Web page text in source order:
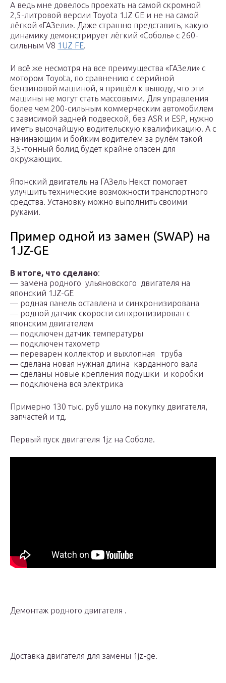
А ведь мне довелось проехать на самой скромной
2,5-литровой версии Toyota 1JZ GE и не на самой
лёгкой «ГАЗели». Даже страшно представить, какую
динамику демонстрирует лёгкий «Соболь» с 260-
сильным V8 1UZ FE.
И всё же несмотря на все преимущества «ГАЗели» с
мотором Toyota, по сравнению с серийной
бензиновой машиной, я пришёл к выводу, что эти
машины не могут стать массовыми. Для управления
более чем 200-сильным коммерческим автомобилем
с зависимой задней подвеской, без ASR и ESP, нужно
иметь высочайшую водительскую квалификацию. А с
начинающим и бойким водителем за рулём такой
3,5-тонный болид будет крайне опасен для
окружающих.
Японский двигатель на ГАЗель Некст помогает
улучшить технические возможности транспортного
средства. Установку можно выполнить своими
руками.
Пример одной из замен (SWAP) на
1JZ-GE
В итоге, что сделано:
— замена родного ульяновского двигателя на
японский 1JZ-GE
— родная панель оставлена и синхронизирована
— родной датчик скорости синхронизирован с
японским двигателем
— подключен датчик температуры
— подключен тахометр
— переварен коллектор и выхлопная труба
— сделана новая нужная длина карданного вала
— сделаны новые крепления подушки и коробки
— подключена вся электрика
Примерно 130 тыс. руб ушло на покупку двигателя,
запчастей и тд.
Первый пуск двигателя 1jz на Соболе.
Демонтаж родного двигателя .
Доставка двигателя для замены 1jz-ge.